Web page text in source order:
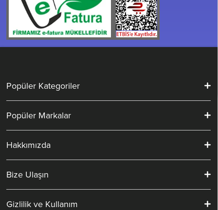
Popüler Kategoriler
Popüler Markalar
Hakkımızda
Bize Ulaşın
Gizlilik ve Kullanım